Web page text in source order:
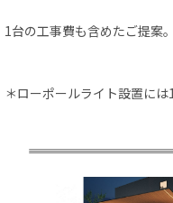
1台の工事費も含めたご提案。
＊ローポールライト設置には